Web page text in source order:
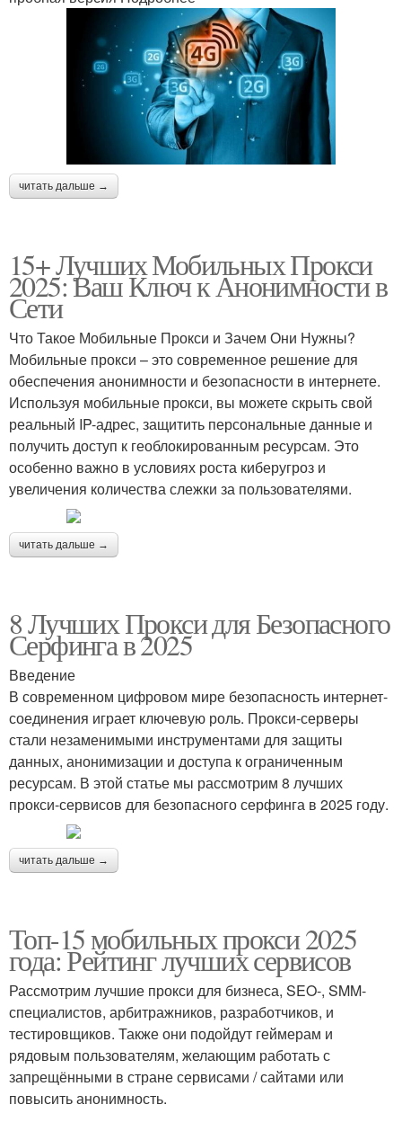
читать дальше →
15+ Лучших Мобильных Прокси
2025: Ваш Ключ к Анонимности в
Сети
Что Такое Мобильные Прокси и Зачем Они Нужны?
Мобильные прокси – это современное решение для
обеспечения анонимности и безопасности в интернете.
Используя мобильные прокси, вы можете скрыть свой
реальный IP-адрес, защитить персональные данные и
получить доступ к геоблокированным ресурсам. Это
особенно важно в условиях роста киберугроз и
увеличения количества слежки за пользователями.
читать дальше →
8 Лучших Прокси для Безопасного
Серфинга в 2025
Введение
В современном цифровом мире безопасность интернет-
соединения играет ключевую роль. Прокси-серверы
стали незаменимыми инструментами для защиты
данных, анонимизации и доступа к ограниченным
ресурсам. В этой статье мы рассмотрим 8 лучших
прокси-сервисов для безопасного серфинга в 2025 году.
читать дальше →
Топ-15 мобильных прокси 2025
года: Рейтинг лучших сервисов
Рассмотрим лучшие прокси для бизнеса, SEO-, SMM-
специалистов, арбитражников, разработчиков, и
тестировщиков. Также они подойдут геймерам и
рядовым пользователям, желающим работать с
запрещёнными в стране сервисами / сайтами или
повысить анонимность.